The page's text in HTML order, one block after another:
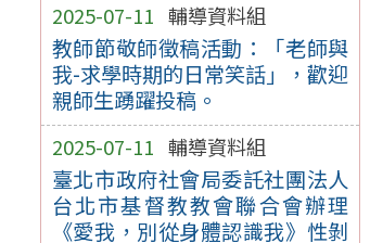
2025-07-11 輔導資料組
教師節敬師徵稿活動：「老師與
我-求學時期的日常笑話」，歡迎
親師生踴躍投稿。
2025-07-11 輔導資料組
臺北市政府社會局委託社團法人
台北市基督教教會聯合會辦理
《愛我，別從身體認識我》性剝